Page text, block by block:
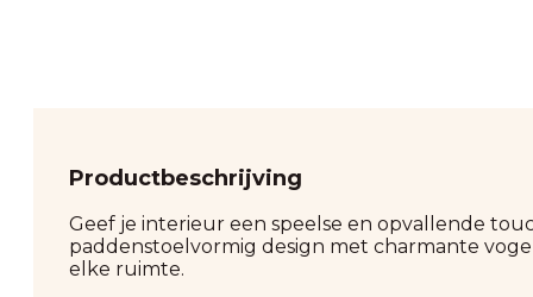
Productbeschrijving
Geef je interieur een speelse en opvallende
paddenstoelvormig design met charmante
elke ruimte.